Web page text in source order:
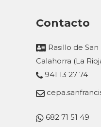
Contacto
Rasillo de
Calahorra (La
941 13 27 74
682 71 51 49